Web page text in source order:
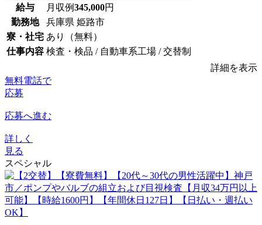
給与 月収例345,000円
勤務地
兵庫県 姫路市
寮・社宅 あり（無料）
仕事内容 検査・検品 / 自動車系工場 / 交替制
詳細を表示
無料電話で
応募
応募へ進む
詳しく
見る
スペシャル